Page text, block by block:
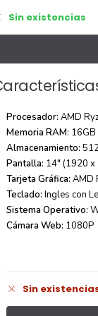
Sin existencias
Procesador: AMD
Memoria RAM:
Almacenamiento:
Pantalla: 14″ (1920 x
Tarjeta Gráfica: AMD
Teclado: Ingles con
Sistema Operativo:
Cámara Web: 1080P
Sin